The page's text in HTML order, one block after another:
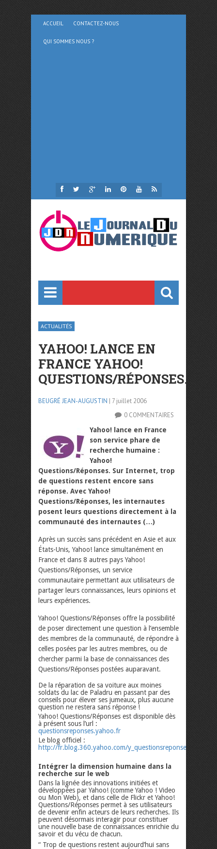
ACCUEIL CONTACTEZ-NOUS
QUI SOMMES NOUS ?
ACTUALITÉS
YAHOO! LANCE EN
FRANCE YAHOO!
QUESTIONS/RÉPONSES.
BEUGRÉ JEAN-AUGUSTIN | 7 juillet 2006
0 COMMENTAIRES
Yahoo! lance en France
son service phare de
recherche humaine :
Yahoo!
Questions/Réponses. Sur Internet, trop
de questions restent encore sans
réponse. Avec Yahoo!
Questions/Réponses, les internautes
posent leurs questions directement à la
communauté des internautes (…)
Après un succès sans précédent en Asie et aux
États-Unis, Yahoo! lance simultanément en
France et dans 8 autres pays Yahoo!
Questions/Réponses, un service
communautaire permettant aux utilisateurs de
partager leurs connaissances, leurs opinions et
leurs expériences.
Yahoo! Questions/Réponses offre la possibilité
de poser directement une question à l’ensemble
des membres de la communauté, de répondre à
celles posées par les autres membres, ou de
chercher parmi la base de connaissances des
Questions/Réponses postées auparavant.
De la réparation de sa voiture aux moines
soldats du lac de Paladru en passant par des
conseils pour élever ses jumeaux, plus aucune
question ne restera sans réponse !
Yahoo! Questions/Réponses est disponible dès
à présent sous l’url :
questionsreponses.yahoo.fr
Le blog officiel :
http://fr.blog.360.yahoo.com/y_questionsreponses_team
Intégrer la dimension humaine dans la
recherche sur le web
Dans la lignée des innovations initiées et
développées par Yahoo! (comme Yahoo ! Video
ou Mon Web), et dans celle de Flickr et Yahoo!
Questions/Réponses permet à ses utilisateurs
de devenir enfin acteurs de leurs recherches. Ils
peuvent désormais interagir pour constituer
une nouvelle base de connaissances enrichie du
savoir et du vécu de chacun.
“ Trop de questions restent aujourd’hui sans